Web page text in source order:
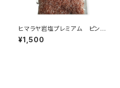
ヒマラヤ岩塩プレミアム ピンク
〈チップ〉1kg
¥1,500